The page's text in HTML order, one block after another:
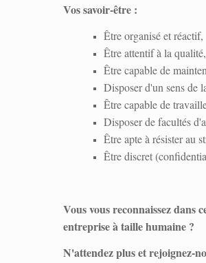
Vos savoir-être :
Être organisé et réactif,
Être attentif à la qualité,
Être capable de
Disposer d'un sens de
Être capable de
Disposer de facultés
Être apte à résister au
Être discret
Vous vous reconnaissez dans
entreprise à taille humaine ?
N'attendez plus et rejoignez-